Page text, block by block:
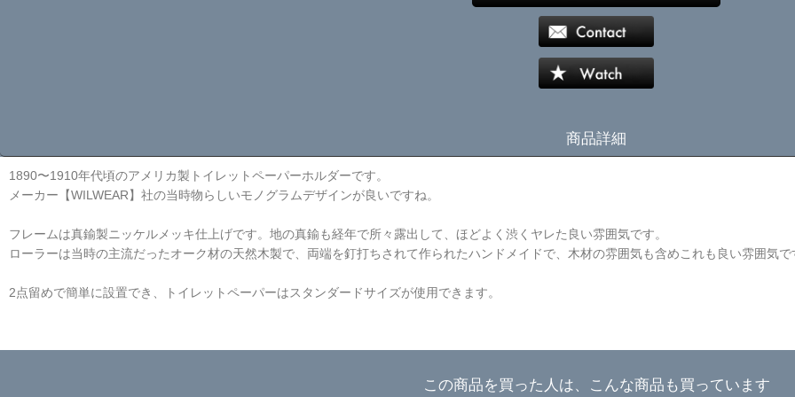
商品詳細
1890〜1910年代頃のアメリカ製トイレットペーパーホルダーです。
メーカー【WILWEAR】社の当時物らしいモノグラムデザインが良いですね。
フレームは真鍮製ニッケルメッキ仕上げです。地の真鍮も経年で所々露出して、ほどよく渋くヤレた良い雰囲気です。
ローラーは当時の主流だったオーク材の天然木製で、両端を釘打ちされて作られたハンドメイドで、木材の雰囲気も含めこれも良い雰囲気で
2点留めで簡単に設置でき、トイレットペーパーはスタンダードサイズが使用できます。
この商品を買った人は、こんな商品も買っています